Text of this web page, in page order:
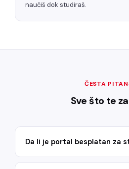
naučiš dok studiraš.
ČESTA
Sve što te
Da li je portal besplatan za